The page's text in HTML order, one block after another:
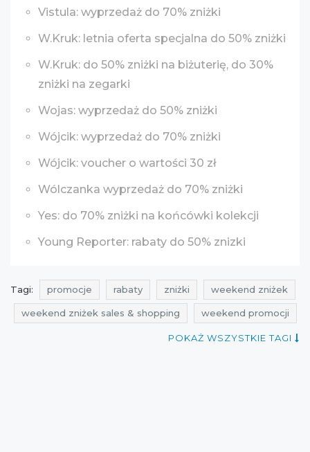
Vistula: wyprzedaż do 70% zniżki
W.Kruk: letnia oferta specjalna do 50% zniżki
W.Kruk: do 50% zniżki na biżuterię, do 30%
zniżki na zegarki
Wojas: wyprzedaż do 50% zniżki
Wójcik: wyprzedaż do 70% zniżki
Wójcik: voucher o wartości 30 zł
Wólczanka wyprzedaż do 70% zniżki
Yes: do 70% zniżki na końcówki kolekcji
Young Reporter: rabaty do 50% znizki
Tagi: promocje rabaty zniżki weekend zniżek
weekend zniżek sales & shopping weekend promocji
weekend promocji sales & shoppingPOKAŻ WSZYSTKIE TAGI